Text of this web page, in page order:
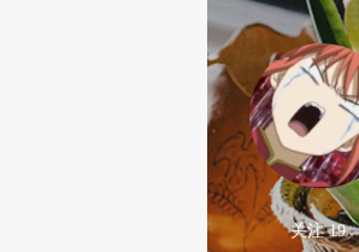
关注 19